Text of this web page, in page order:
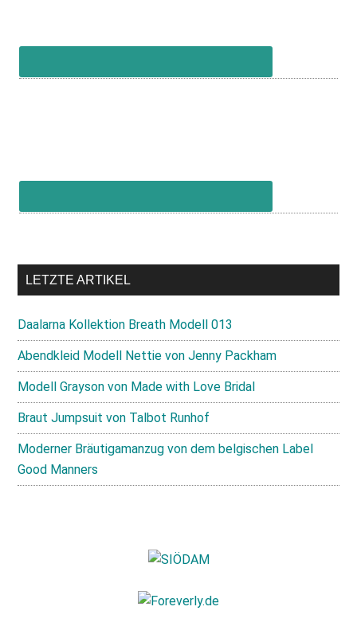
LETZTE ARTIKEL
Daalarna Kollektion Breath Modell 013
Abendkleid Modell Nettie von Jenny Packham
Modell Grayson von Made with Love Bridal
Braut Jumpsuit von Talbot Runhof
Moderner Bräutigamanzug von dem belgischen Label
Good Manners